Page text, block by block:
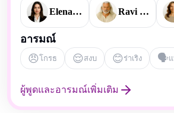
Elena Watson Ravi Ananda
อารมณ์
😠โกรธ 😌สงบ 😊ร่าเริง 🗣️
ผู้พูดและอารมณ์เพิ่มเติม